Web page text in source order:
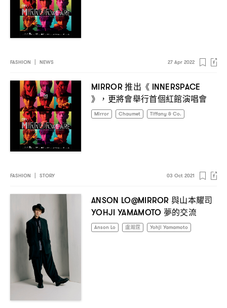
FASHION NEWS 27 Apr 2022
MIRROR推出《 INNERSPACE
》 ， 更將會舉行首個紅館演唱會
Mirror Chaumet Tiffany & Co.
FASHION STORY 03 Oct 2021
ANSON LO@MIRROR與山本耀司
YOHJI YAMAMOTO 夢的交流
Anson Lo 盧瀚霆 Yohji Yamamoto